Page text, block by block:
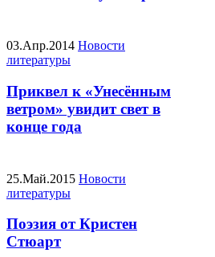
03.Апр.2014 Новости
литературы
Приквел к «Унесённым
ветром» увидит свет в
конце года
25.Май.2015 Новости
литературы
Поэзия от Кристен
Стюарт